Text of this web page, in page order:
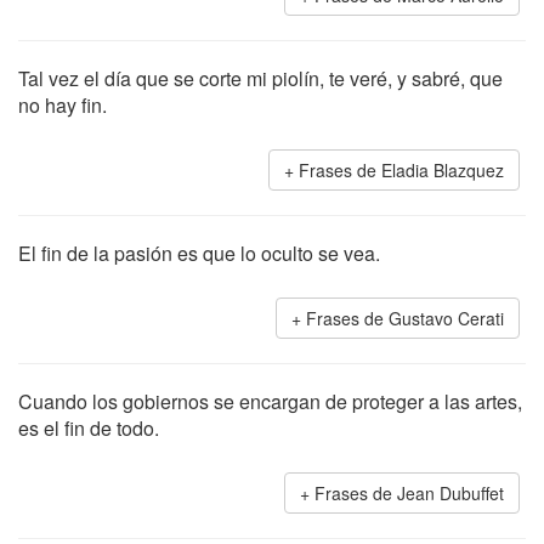
Tal vez el día que se corte mi piolín, te veré, y sabré, que
no hay fin.
Frases de Eladia Blazquez
El fin de la pasión es que lo oculto se vea.
Frases de Gustavo Cerati
Cuando los gobiernos se encargan de proteger a las artes,
es el fin de todo.
Frases de Jean Dubuffet